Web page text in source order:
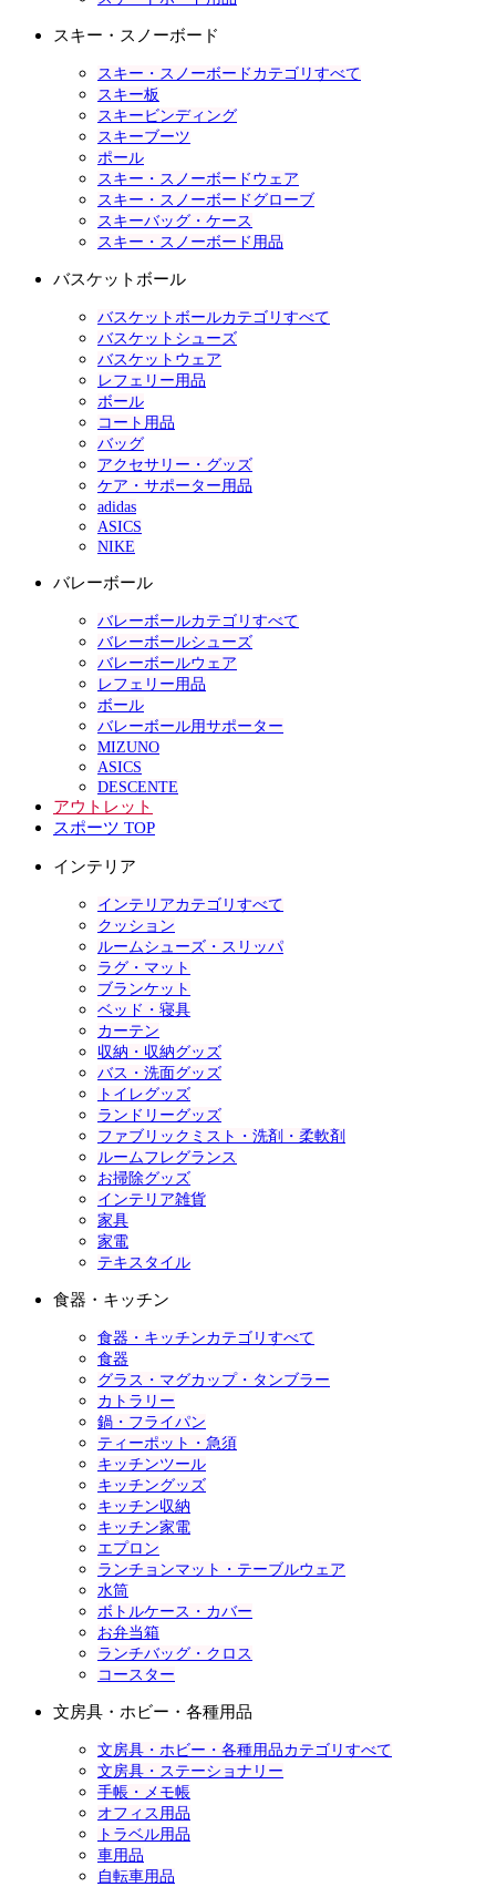
スキー・スノーボード
スキー・スノーボードカテゴリすべて
スキー板
スキービンディング
スキーブーツ
ポール
スキー・スノーボードウェア
スキー・スノーボードグローブ
スキーバッグ・ケース
スキー・スノーボード用品
バスケットボール
バスケットボールカテゴリすべて
バスケットシューズ
バスケットウェア
レフェリー用品
ボール
コート用品
バッグ
アクセサリー・グッズ
ケア・サポーター用品
adidas
ASICS
NIKE
バレーボール
バレーボールカテゴリすべて
バレーボールシューズ
バレーボールウェア
レフェリー用品
ボール
バレーボール用サポーター
MIZUNO
ASICS
DESCENTE
アウトレット
スポーツ TOP
インテリア
インテリアカテゴリすべて
クッション
ルームシューズ・スリッパ
ラグ・マット
ブランケット
ベッド・寝具
カーテン
収納・収納グッズ
バス・洗面グッズ
トイレグッズ
ランドリーグッズ
ファブリックミスト・洗剤・柔軟剤
ルームフレグランス
お掃除グッズ
インテリア雑貨
家具
家電
テキスタイル
食器・キッチン
食器・キッチンカテゴリすべて
食器
グラス・マグカップ・タンブラー
カトラリー
鍋・フライパン
ティーポット・急須
キッチンツール
キッチングッズ
キッチン収納
キッチン家電
エプロン
ランチョンマット・テーブルウェア
水筒
ボトルケース・カバー
お弁当箱
ランチバッグ・クロス
コースター
文房具・ホビー・各種用品
文房具・ホビー・各種用品カテゴリすべて
文房具・ステーショナリー
手帳・メモ帳
オフィス用品
トラベル用品
車用品
自転車用品